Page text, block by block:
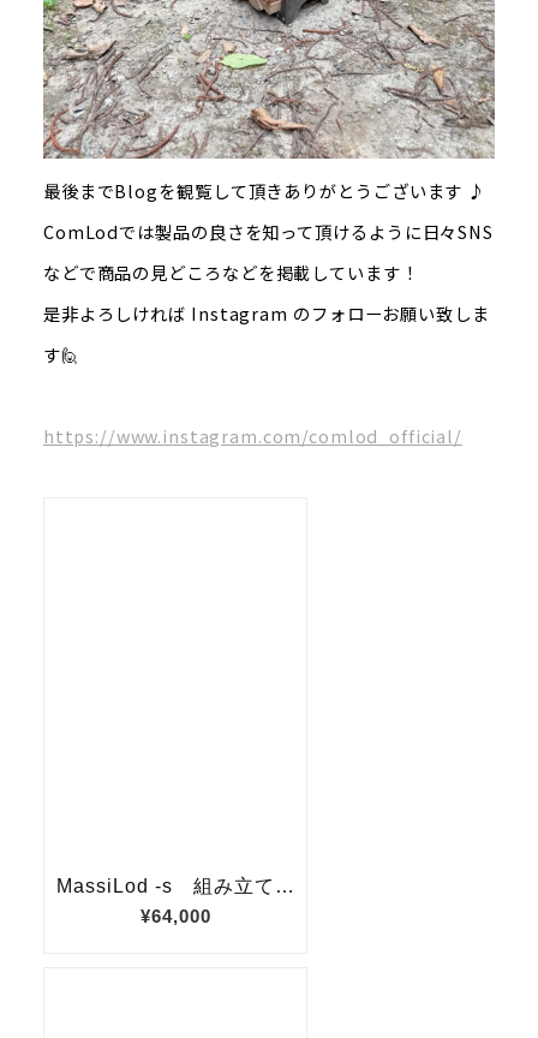
最後までBlogを観覧して頂きありがとうございます ♪
ComLodでは製品の良さを知って頂けるように日々SNS
などで商品の見どころなどを掲載しています！
是非よろしければ Instagram のフォローお願い致しま
す🙋
https://www.instagram.com/comlod_official/